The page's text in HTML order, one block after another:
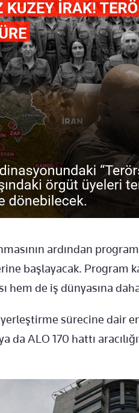
ardından
başlayacak. Program
hem de iş dünyasına
yerleştirme sürecine dair
da ALO 170 hattı